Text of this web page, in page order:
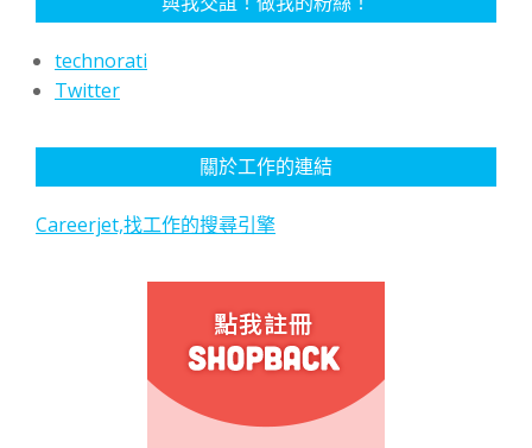
technorati
Twitter
關於工作的連結
Careerjet,找工作的搜尋引擎